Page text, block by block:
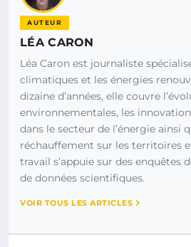
AUTEUR
LÉA CARON
Léa Caron est journaliste
climatiques et les énergies
dizaine d’années, elle couvre
environnementales, les
dans le secteur de l’énergie ainsi
réchauffement sur les territoires
travail s’appuie sur des enquêtes
de données scientifiques.
VOIR TOUS LES ARTICLES